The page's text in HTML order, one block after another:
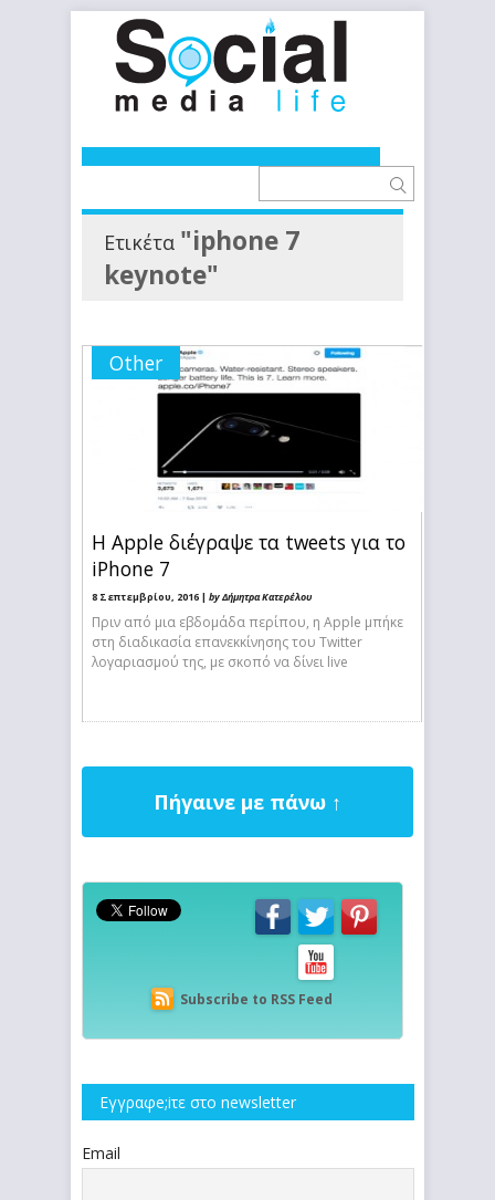
Ετικέτα "iphone 7
keynote"
Other
Η Apple διέγραψε τα tweets για το
iPhone 7
8 Σεπτεμβρίου, 2016 | by Δήμητρα Κατερέλου
Πριν από μια εβδομάδα περίπου, η Apple μπήκε
στη διαδικασία επανεκκίνησης του Twitter
λογαριασμού της, με σκοπό να δίνει live
Πήγαινε με πάνω ↑
Subscribe to RSS Feed
Εγγραφe;iτε στο newsletter
Email